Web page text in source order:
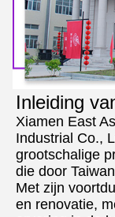
Inleiding
Xiamen East
Industrial Co.,
grootschalige
die door
Met zijn
en renovatie,